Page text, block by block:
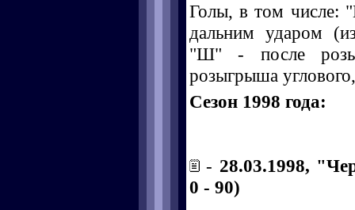
Голы, в том числе:
дальним ударом
"Ш" - после
розыгрыша
Сезон 1998 года:
- 28.03.1998,
0 - 90)